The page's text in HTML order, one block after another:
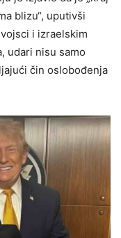
blizu“, uputivši
i izraelskim
udari nisu samo
čin oslobođenja